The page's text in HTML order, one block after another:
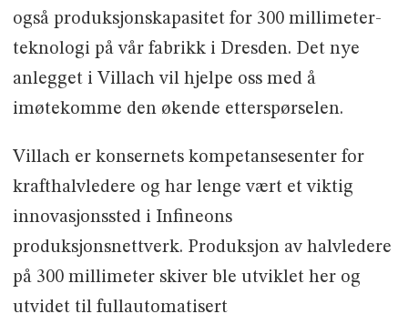
også produksjonskapasitet for 300 millimeter-
teknologi på vår fabrikk i Dresden. Det nye
anlegget i Villach vil hjelpe oss med å
imøtekomme den økende etterspørselen.
Villach er konsernets kompetansesenter for
krafthalvledere og har lenge vært et viktig
innovasjonssted i Infineons
produksjonsnettverk. Produksjon av halvledere
på 300 millimeter skiver ble utviklet her og
utvidet til fullautomatisert